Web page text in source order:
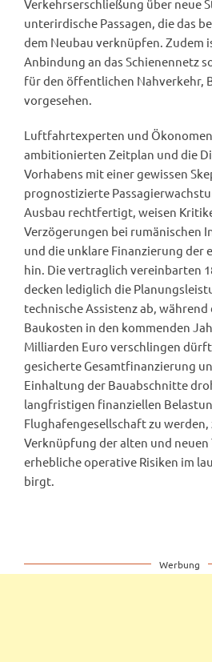
Verkehrserschließung über neue
unterirdische Passagen, die das
dem Neubau verknüpfen. Zudem
Anbindung an das Schienennetz
für den öffentlichen Nahverkehr,
vorgesehen.
Luftfahrtexperten und
ambitionierten Zeitplan und die
Vorhabens mit einer gewissen
prognostizierte
Ausbau rechtfertigt, weisen
Verzögerungen bei rumänischen
und die unklare Finanzierung der
hin. Die vertraglich vereinbarten
decken lediglich die
technische Assistenz ab,
Baukosten in den kommenden
Milliarden Euro verschlingen
gesicherte Gesamtfinanzierung
Einhaltung der Bauabschnitte
langfristigen finanziellen
Flughafengesellschaft zu
Verknüpfung der alten und
erhebliche operative Risiken im
birgt.
Werbung